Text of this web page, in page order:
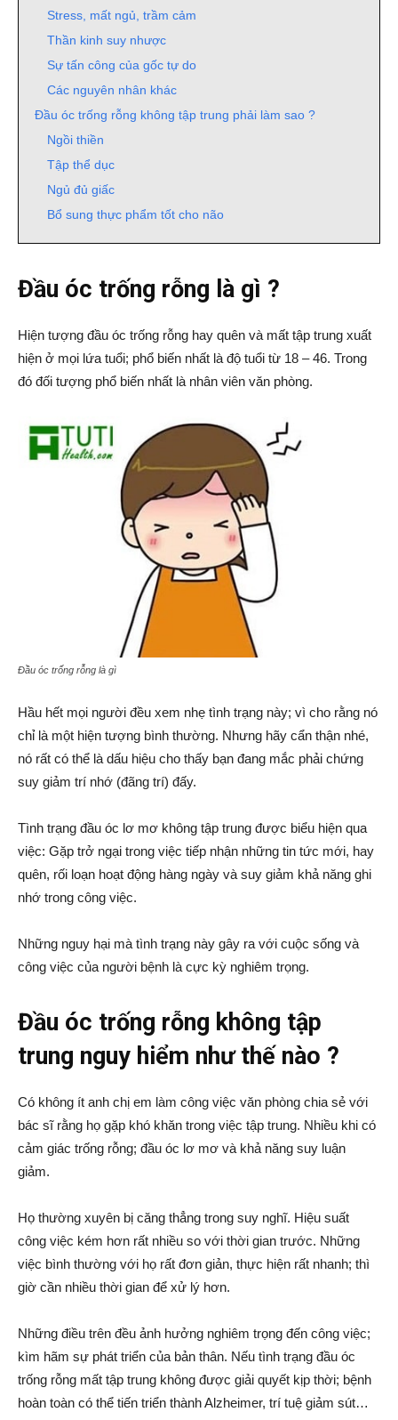
Stress, mất ngủ, trầm cảm
Thần kinh suy nhược
Sự tấn công của gốc tự do
Các nguyên nhân khác
Đầu óc trống rỗng không tập trung phải làm sao ?
Ngồi thiền
Tập thể dục
Ngủ đủ giấc
Bổ sung thực phẩm tốt cho não
Đầu óc trống rỗng là gì ?
Hiện tượng đầu óc trống rỗng hay quên và mất tập trung xuất
hiện ở mọi lứa tuổi; phổ biến nhất là độ tuổi từ 18 – 46. Trong
đó đối tượng phổ biến nhất là nhân viên văn phòng.
Đầu óc trống rỗng là gì
Hầu hết mọi người đều xem nhẹ tình trạng này; vì cho rằng nó
chỉ là một hiện tượng bình thường. Nhưng hãy cẩn thận nhé,
nó rất có thể là dấu hiệu cho thấy bạn đang mắc phải chứng
suy giảm trí nhớ (đãng trí) đấy.
Tình trạng đầu óc lơ mơ không tập trung được biểu hiện qua
việc: Gặp trở ngại trong việc tiếp nhận những tin tức mới, hay
quên, rối loạn hoạt động hàng ngày và suy giảm khả năng ghi
nhớ trong công việc.
Những nguy hại mà tình trạng này gây ra với cuộc sống và
công việc của người bệnh là cực kỳ nghiêm trọng.
Đầu óc trống rỗng không tập
trung nguy hiểm như thế nào ?
Có không ít anh chị em làm công việc văn phòng chia sẻ với
bác sĩ rằng họ gặp khó khăn trong việc tập trung. Nhiều khi có
cảm giác trống rỗng; đầu óc lơ mơ và khả năng suy luận
giảm.
Họ thường xuyên bị căng thẳng trong suy nghĩ. Hiệu suất
công việc kém hơn rất nhiều so với thời gian trước. Những
việc bình thường với họ rất đơn giản, thực hiện rất nhanh; thì
giờ cần nhiều thời gian để xử lý hơn.
Những điều trên đều ảnh hưởng nghiêm trọng đến công việc;
kìm hãm sự phát triển của bản thân. Nếu tình trạng đầu óc
trống rỗng mất tập trung không được giải quyết kịp thời; bệnh
hoàn toàn có thể tiến triển thành Alzheimer, trí tuệ giảm sút…